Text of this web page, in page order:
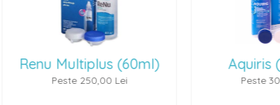
Aquiris (100 ml)
Peste 300,00 Lei